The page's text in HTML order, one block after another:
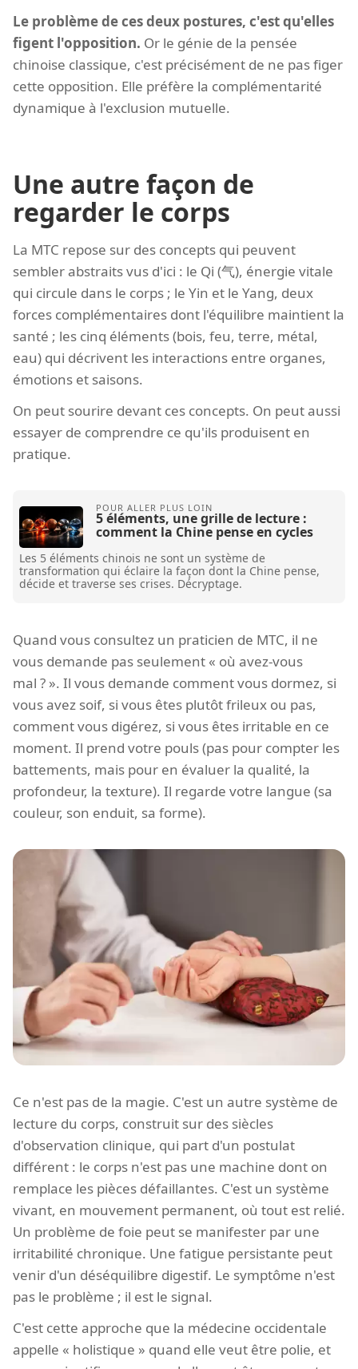
Le problème de ces deux postures, c'est qu'elles
figent l'opposition. Or le génie de la pensée
chinoise classique, c'est précisément de ne pas figer
cette opposition. Elle préfère la complémentarité
dynamique à l'exclusion mutuelle.
Une autre façon de
regarder le corps
La MTC repose sur des concepts qui peuvent
sembler abstraits vus d'ici : le Qi (气), énergie vitale
qui circule dans le corps ; le Yin et le Yang, deux
forces complémentaires dont l'équilibre maintient la
santé ; les cinq éléments (bois, feu, terre, métal,
eau) qui décrivent les interactions entre organes,
émotions et saisons.
On peut sourire devant ces concepts. On peut aussi
essayer de comprendre ce qu'ils produisent en
pratique.
5 éléments, une grille de lecture :
comment la Chine pense en cycles
Les 5 éléments chinois ne sont un système de
transformation qui éclaire la façon dont la Chine pense,
décide et traverse ses crises. Décryptage.
Quand vous consultez un praticien de MTC, il ne
vous demande pas seulement « où avez-vous
mal ? ». Il vous demande comment vous dormez, si
vous avez soif, si vous êtes plutôt frileux ou pas,
comment vous digérez, si vous êtes irritable en ce
moment. Il prend votre pouls (pas pour compter les
battements, mais pour en évaluer la qualité, la
profondeur, la texture). Il regarde votre langue (sa
couleur, son enduit, sa forme).
Ce n'est pas de la magie. C'est un autre système de
lecture du corps, construit sur des siècles
d'observation clinique, qui part d'un postulat
différent : le corps n'est pas une machine dont on
remplace les pièces défaillantes. C'est un système
vivant, en mouvement permanent, où tout est relié.
Un problème de foie peut se manifester par une
irritabilité chronique. Une fatigue persistante peut
venir d'un déséquilibre digestif. Le symptôme n'est
pas le problème ; il est le signal.
C'est cette approche que la médecine occidentale
appelle « holistique » quand elle veut être polie, et